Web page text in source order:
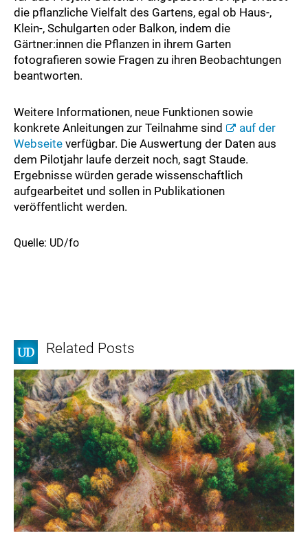
die pflanzliche Vielfalt des Gartens, egal ob Haus-,
Klein-, Schulgarten oder Balkon, indem die
Gärtner:innen die Pflanzen in ihrem Garten
fotografieren sowie Fragen zu ihren Beobachtungen
beantworten.
Weitere Informationen, neue Funktionen sowie
konkrete Anleitungen zur Teilnahme sind
auf der
Webseite verfügbar. Die Auswertung der Daten aus
dem Pilotjahr laufe derzeit noch, sagt Staude.
Ergebnisse würden gerade wissenschaftlich
aufgearbeitet und sollen in Publikationen
veröffentlicht werden.
Quelle: UD/fo
Related Posts